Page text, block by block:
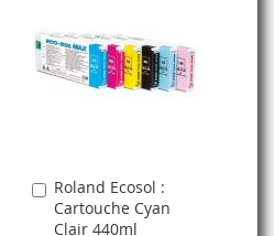
LISTE
D’ENVIE
Roland Ecosol :
Cartouche Cyan
Clair 440ml
Ajouter
au
panier